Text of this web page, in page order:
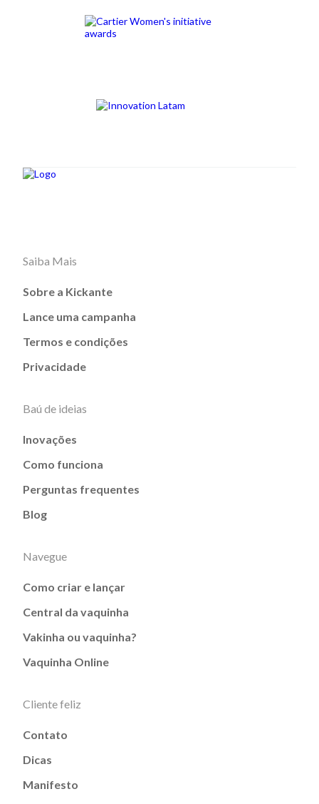
Saiba Mais
Sobre a Kickante
Lance uma campanha
Termos e condições
Privacidade
Baú de ideias
Inovações
Como funciona
Perguntas frequentes
Blog
Navegue
Como criar e lançar
Central da vaquinha
Vakinha ou vaquinha?
Vaquinha Online
Cliente feliz
Contato
Dicas
Manifesto